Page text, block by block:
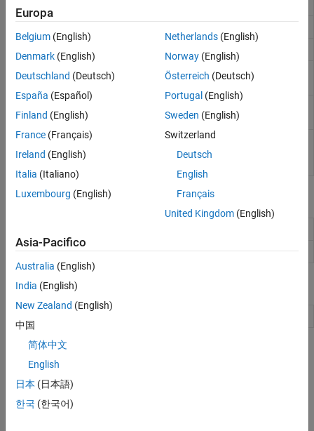
patternsearch
Trova il minimo della funzione usando la
l'algoritmo di ricottura simulata
surrogateopt
Surrogate optimization for global
minimization of time-consuming objective
Oggetti
MultiStart Trova più minimi locali
Attività di Live Editor
Argomenti
Risolutori consigliati per problemi regolari e non regolari.
Europa
Belgium (English)
Denmark (English)
Deutschland (Deutsch)
España (Español)
Finland (English)
France (Français)
Ireland (English)
Italia (Italiano)
Luxembourg (English)
Netherlands(English)
Norway(English)
Österreich (Deutsch)
Portugal (English)
Sweden (English)
Switzerland
Deutsch
English
Français
United Kingdom(English)
Asia-Pacifico
Australia (English)
India (English)
New Zealand (English)
中国
简体中文
English
日本 (日本語)
한국 (한국어)